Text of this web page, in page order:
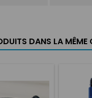
DANS LA MÊME